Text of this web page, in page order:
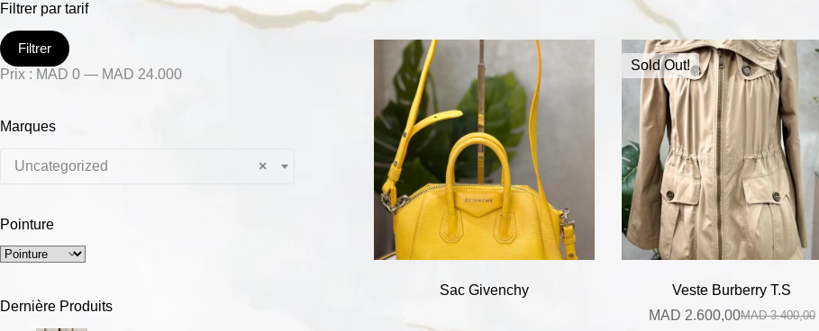
Sac Givenchy
Sold Out!
Veste Burberry T.S
MAD3.400,00
MAD 2.600,00
Filtrer par tarif
Filtrer
Prix : MAD 0 — MAD 24.000
Marques
×
Uncategorized
Pointure
Dernière Produits